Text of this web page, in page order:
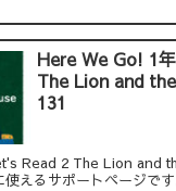
Here We Go! 1
The Lion and
131
Read 2 The Lion and
えるサポートページです